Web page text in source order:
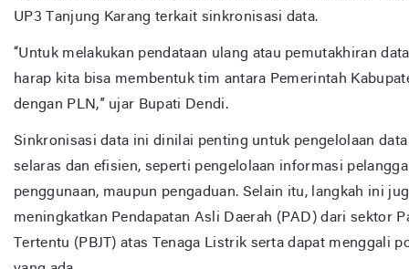
UP3 Tanjung Karang terkait sinkronisasi data.
“Untuk melakukan pendataan ulang atau pemutakhiran
harap kita bisa membentuk tim antara Pemerintah
dengan PLN,” ujar Bupati Dendi.
Sinkronisasi data ini dinilai penting untuk pengelolaan
selaras dan efisien, seperti pengelolaan informasi
penggunaan, maupun pengaduan. Selain itu, langkah ini
meningkatkan Pendapatan Asli Daerah (PAD) dari sektor
Tertentu (PBJT) atas Tenaga Listrik serta dapat menggali